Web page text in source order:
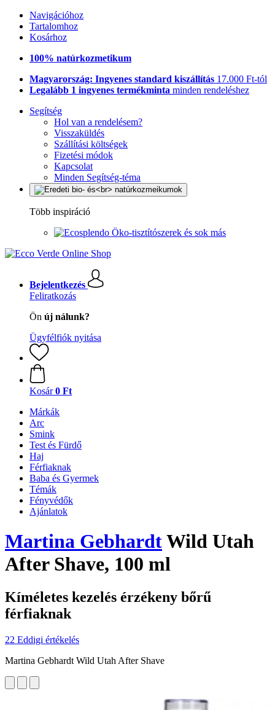
Navigációhoz
Tartalomhoz
Kosárhoz
100% natúrkozmetikum
Magyarország: Ingyenes standard kiszállítás 17.000 Ft-tól
Legalább 1 ingyenes termékminta minden rendeléshez
Segítség
Hol van a rendelésem?
Visszaküldés
Szállítási költségek
Fizetési módok
Kapcsolat
Minden Segítség-téma
Több inspiráció
Öko-tisztítószerek és sok más
Bejelentkezés
Feliratkozás
Ön új nálunk?
Ügyfélfiók nyitása
Kosár 0 Ft
Márkák
Arc
Smink
Test és Fürdő
Haj
Férfiaknak
Baba és Gyermek
Témák
Fényvédők
Ajánlatok
Martina GebhardtWild Utah
After Shave, 100 ml
Kíméletes kezelés érzékeny bőrű
férfiaknak
22 Eddigi értékelés
Martina Gebhardt Wild Utah After Shave